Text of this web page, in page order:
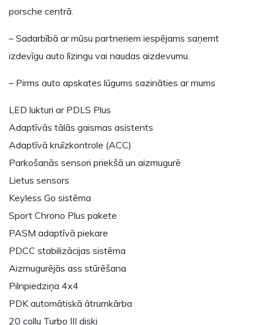
porsche centrā.
– Sadarbībā ar mūsu partneriem iespējams saņemt
izdevīgu auto līzingu vai naudas aizdevumu.
– Pirms auto apskates lūgums sazināties ar mums
LED lukturi ar PDLS Plus
Adaptīvās tālās gaismas asistents
Adaptīvā kruīzkontrole (ACC)
Parkošanās sensori priekšā un aizmugurē
Lietus sensors
Keyless Go sistēma
Sport Chrono Plus pakete
PASM adaptīvā piekare
PDCC stabilizācijas sistēma
Aizmugurējās ass stūrēšana
Pilnpiedziņa 4x4
PDK automātiskā ātrumkārba
20 collu Turbo III diski